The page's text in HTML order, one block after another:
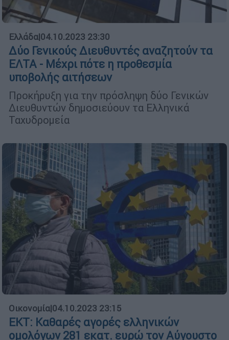
Ελλάδα|04.10.2023 23:30
Δύο Γενικούς Διευθυντές αναζητούν τα
ΕΛΤΑ - Mέχρι πότε η προθεσμία
υποβολής αιτήσεων
Προκήρυξη για την πρόσληψη δύο Γενικών
Διευθυντών δημοσιεύουν τα Ελληνικά
Ταχυδρομεία
Οικονομία|04.10.2023 23:15
ΕΚΤ: Καθαρές αγορές ελληνικών
ομολόγων 281 εκατ. ευρώ τον Αύγουστο